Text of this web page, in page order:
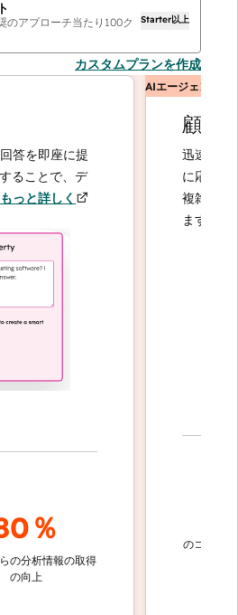
のアプローチ当たり 100ク
Starter以上
カスタムプランを作成
即座に提
とで、デ
詳しく
情報の取得
上
AIエージェント
顧客対
迅速かつ正確
に応じてエス
複雑なケース
ます。もっと
のコミュニケー